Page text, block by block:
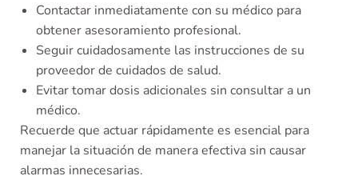
Contactar inmediatamente con su médico para
obtener asesoramiento profesional.
Seguir cuidadosamente las instrucciones de su
proveedor de cuidados de salud.
Evitar tomar dosis adicionales sin consultar a un
médico.
Recuerde que actuar rápidamente es esencial para
manejar la situación de manera efectiva sin causar
alarmas innecesarias.